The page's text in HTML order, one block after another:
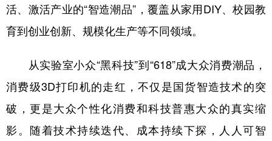
活、激活产业的“智造潮品”，覆盖从家用DIY、校园教
育到创业创新、规模化生产等不同领域。
从实验室小众“黑科技”到“618”成大众消费潮品，
消费级3D打印机的走红，不仅是国货智造技术的突
破，更是大众个性化消费和科技普惠大众的真实缩
影。随着技术持续迭代、成本持续下探，人人可智